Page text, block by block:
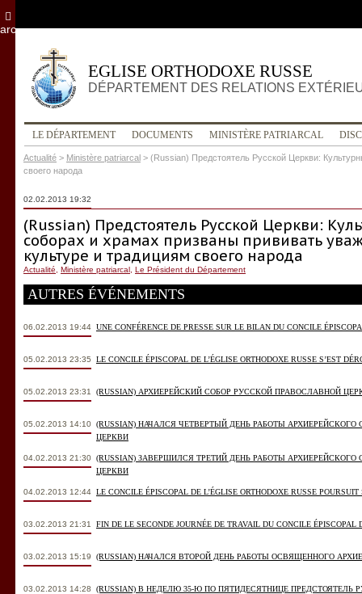
EGLISE ORTHODOXE RUSSE
DÉPARTEMENT DES RELATIONS
LE DÉPARTEMENT DOCUMENTS MINISTÈRE PATRIARCAL
Actualité > Ministère patriarcal > (Russian) Предстоятель Русской Церкви:
своего народа
02.02.2013 19:32
(Russian) Предстоятель Русской Церкви:
соборах и храмах призваны прививать
культуре и традициям своего народа
Actualité Ministère patriarcal Le Président du Département
AUTRES ÉVÉNEMENTS
06.02.2013 19:44 UNE CONFÉRENCE DE PRESSE SUR LE BILAN DU CONCILE
05.02.2013 23:35 LE CONCILE ÉPISCOPAL DE L’ÉGLISE ORTHODOXE RUSSE S’EST
05.02.2013 23:31 (RUSSIAN) АРХИЕРЕЙСКИЙ СОБОР РУССКОЙ ПРАВОСЛАВНОЙ
05.02.2013 14:10 (RUSSIAN) НАЧАЛСЯ ЧЕТВЕРТЫЙ ДЕНЬ РАБОТЫ
ЦЕРКВИ
04.02.2013 21:30 (RUSSIAN) ЗАВЕРШИЛСЯ ТРЕТИЙ ДЕНЬ РАБОТЫ
ЦЕРКВИ
04.02.2013 12:44 LE CONCILE ÉPISCOPAL DE L’ÉGLISE ORTHODOXE RUSSE
03.02.2013 21:31 FIN DE LE SECONDE JOURNÉE DE TRAVAIL DU CONCILE ÉPISCOPAL
03.02.2013 15:19 (RUSSIAN) НАЧАЛСЯ ВТОРОЙ ДЕНЬ РАБОТЫ ОСВЯЩЕННОГО
03.02.2013 14:28
(RUSSIAN) В НЕДЕЛЮ 35-Ю ПО ПЯТИДЕСЯТНИЦЕ
archives